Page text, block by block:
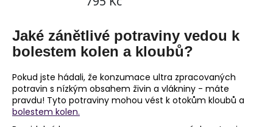
Jaké zánětlivé potraviny vedou k
bolestem kolen a kloubů?
Pokud jste hádali, že konzumace ultra zpracovaných
potravin s nízkým obsahem živin a vlákniny - máte
pravdu! Tyto potraviny mohou vést k otokům kloubů a
bolestem kolen.